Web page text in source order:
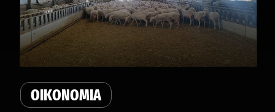
ΟΙΚΟΝΟΜΙΑ